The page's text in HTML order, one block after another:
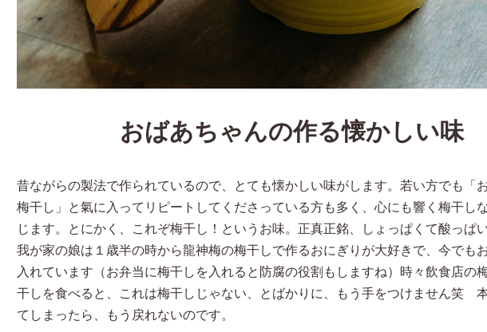
おばあちゃんの作る懐かしい味
昔ながらの製法で作られているので、とても懐かしい味がします。若い方でも「
梅干し」と氣に入ってリピートしてくださっている方も多く、心にも響く梅干し
じます。とにかく、これぞ梅干し！というお味。正真正銘、しょっぱくて酸っぱ
我が家の娘は１歳半の時から龍神梅の梅干しで作るおにぎりが大好きで、今でも
入れています（お弁当に梅干しを入れると防腐の役割もしますね）時々飲食店の
干しを食べると、これは梅干しじゃない、とばかりに、もう手をつけません笑
てしまったら、もう戻れないのです。